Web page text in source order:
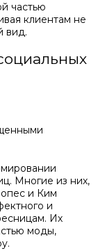
частью
клиентам не
вид.
Многие из них,
и Ким
и
Их
моды,